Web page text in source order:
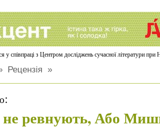
у співпраці з Центром досліджень сучасної літератури
Рецензія »
:
ревнують, Або